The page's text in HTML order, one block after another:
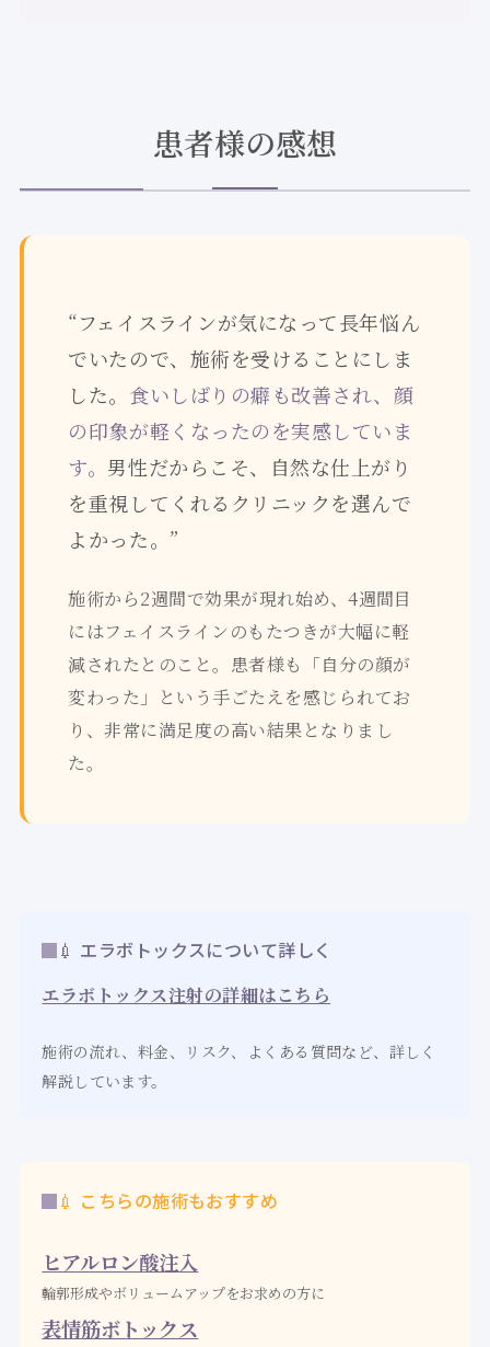
患者様の感想
“フェイスラインが気になって長年悩ん
でいたので、施術を受けることにしま
した。 食いしばりの癖も改善され、顔
の印象が軽くなったのを実感していま
す。 男性だからこそ、自然な仕上がり
を重視してくれるクリニックを選んで
よかった。”
施術から2週間で効果が現れ始め、4週間目
にはフェイスラインのもたつきが大幅に軽
減されたとのこと。患者様も「自分の顔が
変わった」という手ごたえを感じられてお
り、非常に満足度の高い結果となりまし
た。
💉 エラボトックスについて詳しく
エラボトックス注射の詳細はこちら
施術の流れ、料金、リスク、よくある質問など、詳しく
解説しています。
💉 こちらの施術もおすすめ
ヒアルロン酸注入
輪郭形成やボリュームアップをお求めの方に
表情筋ボトックス